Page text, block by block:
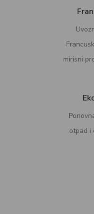
mirisni
otpad i